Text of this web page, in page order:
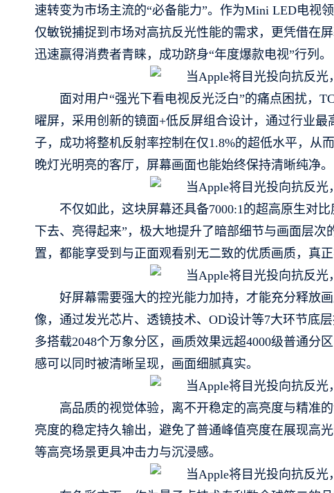
速转变为市场主流的“必备能力”。作为Mini LED电视
仅敏锐捕捉到市场对高抗反光性能的需求，更凭借在
迅速赢得消费者青睐，成功跻身“年度爆款电视”行列。
面对用户“强光下看电视反光泛白”的痛点困扰，
曜屏，采用创新的镜面+低反屏组合设计，通过行业
子，成功将整机反射率控制在仅1.8%的超低水平，从
晚灯光明亮的客厅，屏幕画面也能始终保持清晰纯净。
不仅如此，这块屏幕还具备7000:1的超高原生对
下去、亮得起来”，极大地提升了暗部细节与画面层
置，都能享受到与正面观看别无二致的优质画质，真
好屏幕需要强大的控光能力加持，才能充分释放
像，通过发光芯片、透镜技术、OD设计等7大环节底
多搭载2048个万象分区，画质效果远超4000级普通分
感可以同时被清晰呈现，画面细腻真实。
高品质的视觉体验，离不开稳定的高亮度与精准
亮度的稳定持久输出，避免了普通峰值亮度在展现高
等高亮场景更具冲击力与沉浸感。